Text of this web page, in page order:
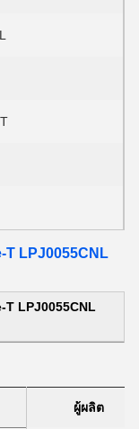
T LPJ0055CNL
T LPJ0055CNL
ผู้ผลิต